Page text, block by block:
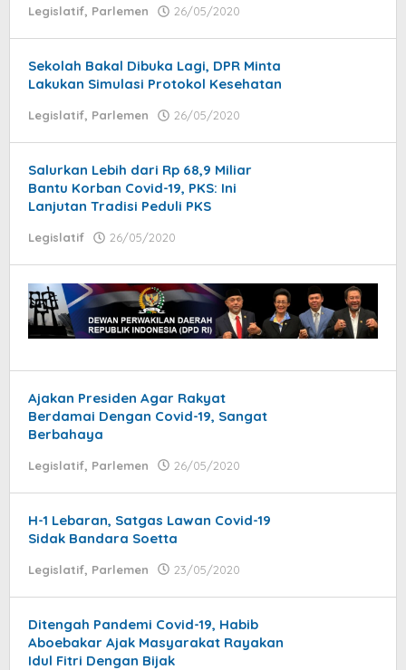
Legislatif, Parlemen 26/05/2020
Sekolah Bakal Dibuka Lagi, DPR Minta
Lakukan Simulasi Protokol Kesehatan
Legislatif, Parlemen 26/05/2020
Salurkan Lebih dari Rp 68,9 Miliar
Bantu Korban Covid-19, PKS: Ini
Lanjutan Tradisi Peduli PKS
Legislatif 26/05/2020
Ajakan Presiden Agar Rakyat
Berdamai Dengan Covid-19, Sangat
Berbahaya
Legislatif, Parlemen 26/05/2020
H-1 Lebaran, Satgas Lawan Covid-19
Sidak Bandara Soetta
Legislatif, Parlemen 23/05/2020
Ditengah Pandemi Covid-19, Habib
Aboebakar Ajak Masyarakat Rayakan
Idul Fitri Dengan Bijak